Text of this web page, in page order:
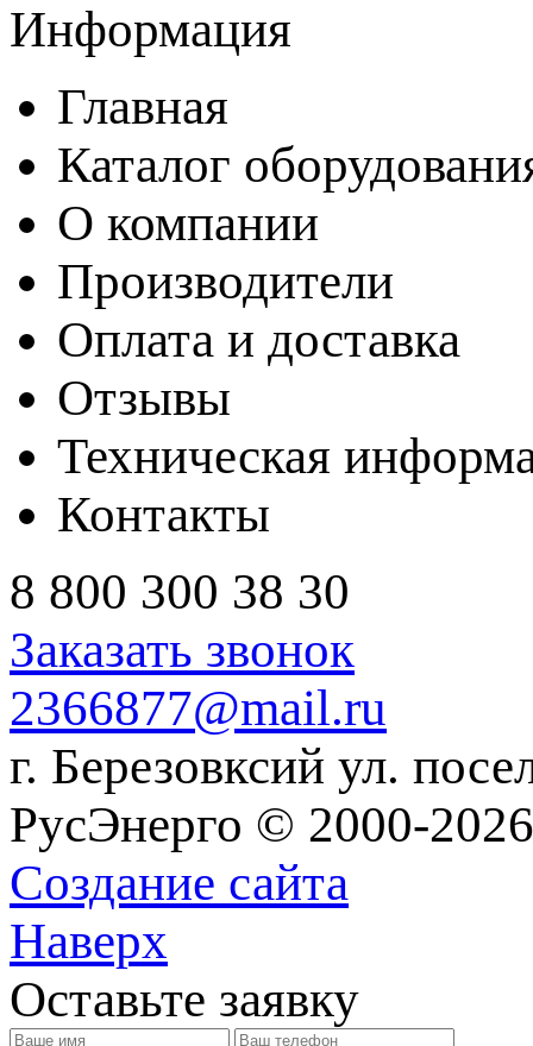
Информация
Главная
Каталог
О компании
Производители
Оплата и доставка
Отзывы
Техническая
Контакты
8 800 300 38 30
Заказать звонок
2366877@mail.ru
г. Березовксий ул.
РусЭнерго © 2000-
Создание сайта
Наверх
Оставьте заявку